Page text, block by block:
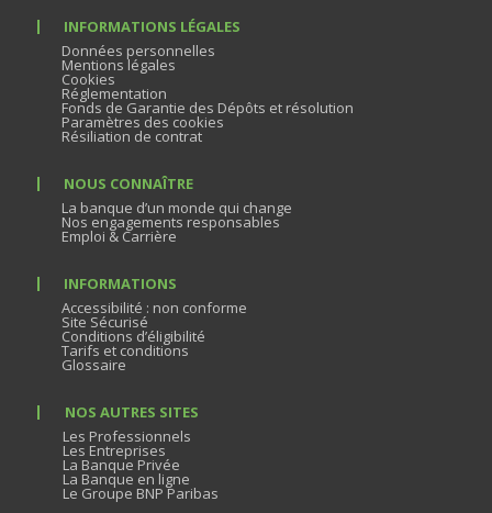
INFORMATIONS LÉGALES
Données personnelles
Mentions légales
Cookies
Réglementation
Fonds de Garantie des Dépôts et résolution
Paramètres des cookies
Résiliation de contrat
NOUS CONNAÎTRE
La banque d’un monde qui change
Nos engagements responsables
Emploi & Carrière
INFORMATIONS
Accessibilité : non conforme
Site Sécurisé
Conditions d’éligibilité
Tarifs et conditions
Glossaire
NOS AUTRES SITES
Les Professionnels
Les Entreprises
La Banque Privée
La Banque en ligne
Le Groupe BNP Paribas